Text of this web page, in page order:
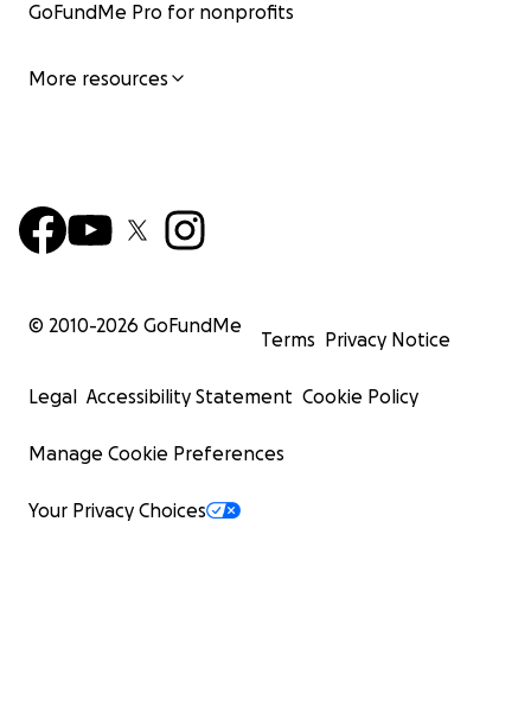
GoFundMe Pro for nonprofits
More resources
© 2010-2026 GoFundMe
Terms Privacy Notice
Legal Accessibility Statement Cookie Policy
Manage Cookie Preferences
Your Privacy Choices